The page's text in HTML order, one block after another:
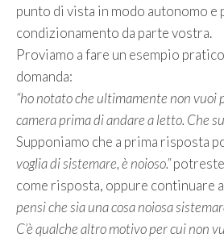
punto di vista in modo autonomo e
condizionamento da parte vostra.
Proviamo a fare un esempio
domanda:
“ho notato che ultimamente non vuoi
camera prima di andare a letto. Che
Supponiamo che a prima risposta
voglia di sistemare, è noioso.”potreste
come risposta, oppure continuare
pensi che sia una cosa noiosa
C’è qualche altro motivo per cui non